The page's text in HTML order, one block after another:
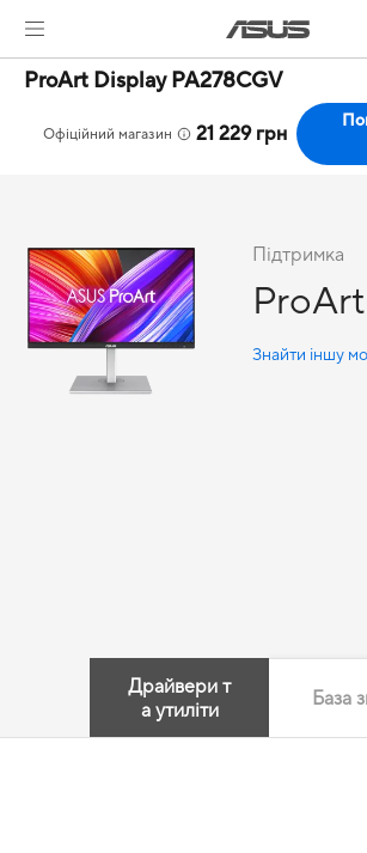
ProArt Display PA278CGV
Офіційний магазин 21 229 грн
Підтримка
Знайти іншу
Драйвери т
а утиліти
База